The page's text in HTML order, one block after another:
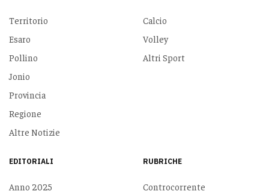
Territorio
Esaro
Pollino
Jonio
Provincia
Regione
Altre Notizie
Calcio
Volley
Altri Sport
EDITORIALI
Anno 2025
RUBRICHE
Controcorrente